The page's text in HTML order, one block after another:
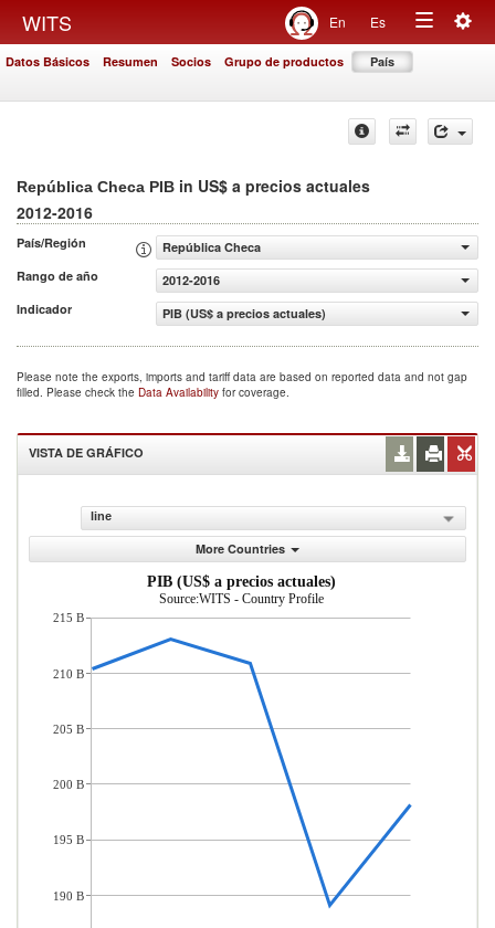
WITS En Es
Toggle
Datos Básicos Resumen Socios Grupo de productos País
República Checa PIB in US$ a precios actuales
2012-2016
País/Región
República Checa
Rango de año
2012-2016
Indicador
PIB (US$ a precios actuales)
Please note the exports, imports and tariff data are based on reported data and not gap
filled. Please check the Data Availability for coverage.
VISTA DE GRÁFICO
line
More Countries
PIB (US$ a precios actuales)
Source:WITS - Country Profile
215 B
210 B
205 B
200 B
195 B
190 B